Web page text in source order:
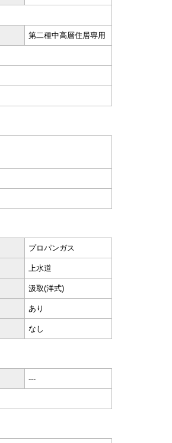
第二種中高層住居専用
プロパンガス
上水道
汲取(洋式)
あり
なし
---